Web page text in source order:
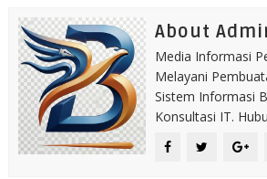
About
Media Informasi
Melayani
Sistem Informasi
Konsultasi IT.